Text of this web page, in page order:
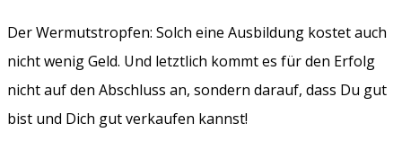
Der Wermutstropfen: Solch eine Ausbildung kostet auch
nicht wenig Geld. Und letztlich kommt es für den Erfolg
nicht auf den Abschluss an, sondern darauf, dass Du gut
bist und Dich gut verkaufen kannst!